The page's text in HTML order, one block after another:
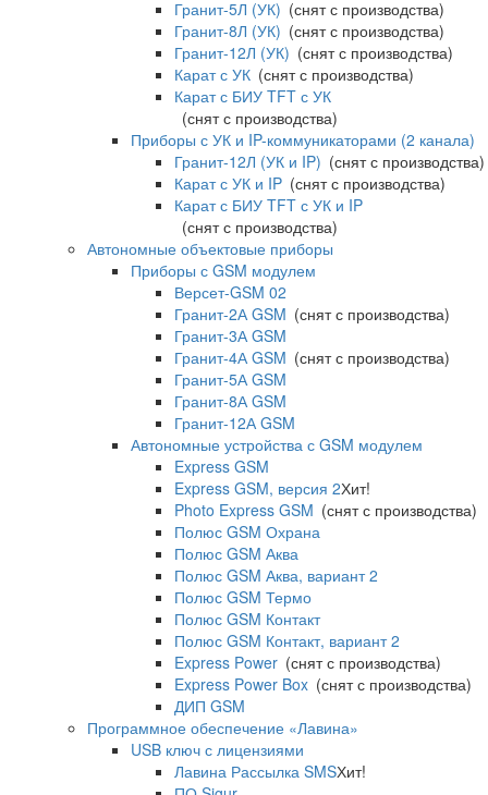
Гранит-5Л (УК) (снят с производства)
Гранит-8Л (УК) (снят с производства)
Гранит-12Л (УК) (снят с производства)
Карат с УК (снят с производства)
Карат с БИУ TFT с УК
(снят с производства)
Приборы с УК и IP-коммуникаторами (2 канала)
Гранит-12Л (УК и IP) (снят с производства)
Карат с УК и IP (снят с производства)
Карат с БИУ TFT с УК и IP
(снят с производства)
Автономные объектовые приборы
Приборы с GSM модулем
Версет-GSM 02
Гранит-2А GSM (снят с производства)
Гранит-3А GSM
Гранит-4А GSM (снят с производства)
Гранит-5А GSM
Гранит-8А GSM
Гранит-12А GSM
Автономные устройства с GSM модулем
Express GSM
Express GSM, версия 2Хит!
Photo Express GSM (снят с производства)
Полюс GSM Охрана
Полюс GSM Аква
Полюс GSM Аква, вариант 2
Полюс GSM Термо
Полюс GSM Контакт
Полюс GSM Контакт, вариант 2
Express Power (снят с производства)
Express Power Box (снят с производства)
ДИП GSM
Программное обеспечение «Лавина»
USB ключ с лицензиями
Лавина Рассылка SMSХит!